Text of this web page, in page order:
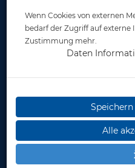
* inkl. MwSt.zzgl.
Wenn Cookies von externen
bedarf der Zugriff auf externe
Zustimmung mehr.
Daten
Alle